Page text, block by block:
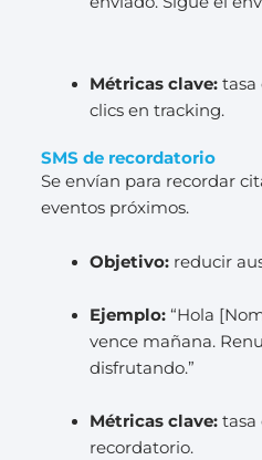
Métricas clave:tasa
clics en tracking.
SMS de recordatorio
Se envían para recordar
eventos próximos.
Objetivo:reducir
Ejemplo:“Hola
vence mañana.
disfrutando.”
Métricas clave:tasa
recordatorio.